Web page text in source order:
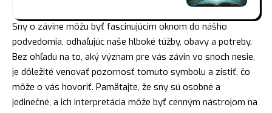
Sny o závine môžu byť fascinujúcim oknom do nášho
podvedomia, odhaľujúc naše hlboké túžby, obavy a potreby.
Bez ohľadu na to, aký význam pre vás závin vo snoch nesie,
je dôležité venovať pozornosť tomuto symbolu a zistiť, čo
môže o vás hovoriť. Pamätajte, že sny sú osobné a
jedinečné, a ich interpretácia môže byť cenným nástrojom na